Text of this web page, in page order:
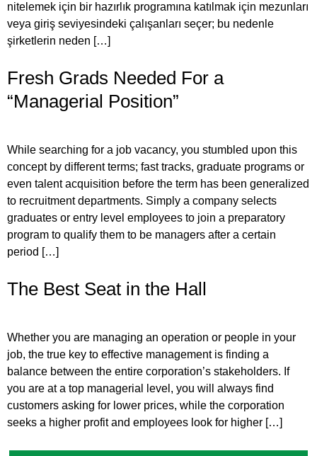
nitelemek için bir hazırlık programına katılmak için mezunları
veya giriş seviyesindeki çalışanları seçer; bu nedenle
şirketlerin neden […]
Fresh Grads Needed For a
“Managerial Position”
While searching for a job vacancy, you stumbled upon this
concept by different terms; fast tracks, graduate programs or
even talent acquisition before the term has been generalized
to recruitment departments. Simply a company selects
graduates or entry level employees to join a preparatory
program to qualify them to be managers after a certain
period […]
The Best Seat in the Hall
Whether you are managing an operation or people in your
job, the true key to effective management is finding a
balance between the entire corporation’s stakeholders. If
you are at a top managerial level, you will always find
customers asking for lower prices, while the corporation
seeks a higher profit and employees look for higher […]